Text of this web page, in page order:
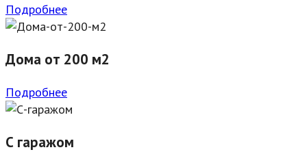
Подробнее
Дома от 200 м2
Подробнее
С гаражом